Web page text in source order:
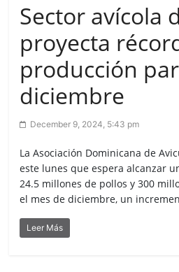
Sector avícola
proyecta
producción
diciembre
December 9, 2024, 5:43 pm
La Asociación Dominicana de
este lunes que espera alcanzar
24.5 millones de pollos y 300
el mes de diciembre, un incremen
Leer Más